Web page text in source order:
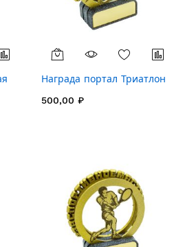
Награда портал Триатлон
500,00 ₽